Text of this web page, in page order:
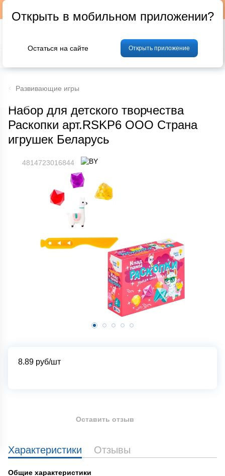
Фрукты и овощи Мясо Птица
Развивающие игры
Набор для детского творчества
Раскопки арт.RSKP6 ООО Страна
игрушек Беларусь
4814723016844
8.89 руб/шт
Характеристики Отзывы
Общие характеристики
Оставить отзыв
Открыть в мобильном приложении?
Остаться на сайте Открыть приложение